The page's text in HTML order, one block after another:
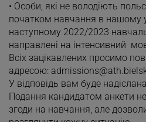
• Особи, які не володіють
початком навчання в нашому
наступному 2022/2023
направлені на інтенсивний
Всіх зацікавлених просимо
адресою:
У відповідь вам буде
Подання кандидатом анкети
згоди на навчання, але